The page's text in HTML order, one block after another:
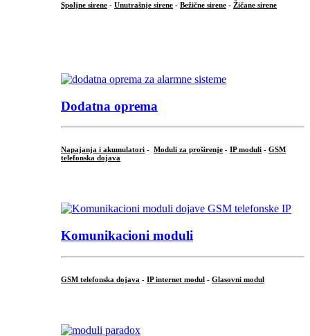
Spoljne sirene - Unutrašnje sirene - Bežične sirene - Žičane sirene
Dodatna oprema
Napajanja i akumulatori - Moduli za proširenje - IP moduli - GSM
telefonska dojava
Komunikacioni moduli
GSM telefonska dojava - IP internet modul - Glasovni modul